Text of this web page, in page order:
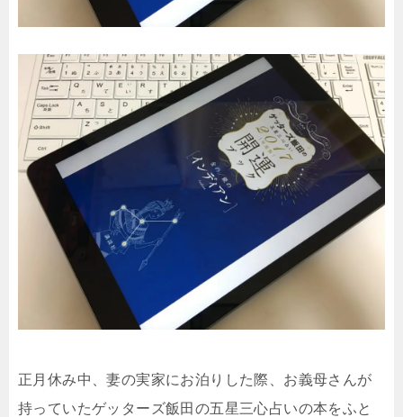
正月休み中、妻の実家にお泊りした際、お義母さんが
持っていたゲッターズ飯田の五星三心占いの本をふと